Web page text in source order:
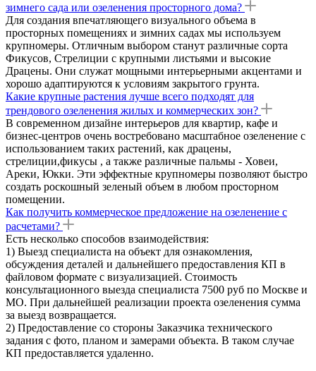
зимнего сада или озеленения просторного дома?
Для создания впечатляющего визуального объема в
просторных помещениях и зимних садах мы используем
крупномеры. Отличным выбором станут различные сорта
Фикусов, Стрелиции с крупными листьями и высокие
Драцены. Они служат мощными интерьерными акцентами и
хорошо адаптируются к условиям закрытого грунта.
Какие крупные растения лучше всего подходят для
трендового озеленения жилых и коммерческих зон?
В современном дизайне интерьеров для квартир, кафе и
бизнес-центров очень востребовано масштабное озеленение с
использованием таких растений, как драцены,
стрелиции,фикусы , а также различные пальмы - Ховеи,
Ареки, Юкки. Эти эффектные крупномеры позволяют быстро
создать роскошный зеленый объем в любом просторном
помещении.
Как получить коммерческое предложение на озеленение с
расчетами?
Есть несколько способов взаимодействия:
1) Выезд специалиста на объект для ознакомления,
обсуждения деталей и дальнейшего предоставления КП в
файловом формате с визуализацией. Стоимость
консультационного выезда специалиста 7500 руб по Москве и
МО. При дальнейшей реализации проекта озеленения сумма
за выезд возвращается.
2) Предоставление со стороны Заказчика технического
задания с фото, планом и замерами объекта. В таком случае
КП предоставляется удаленно.